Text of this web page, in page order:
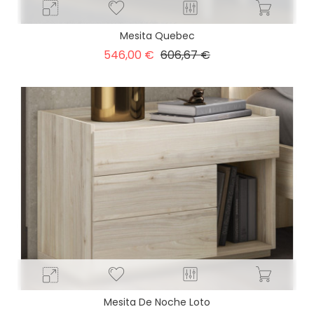
Mesita Quebec
546,00 € Precio
606,67 €Precio
Mesita De Noche Loto